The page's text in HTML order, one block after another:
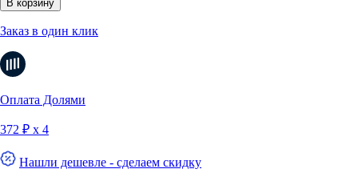
В корзину
Заказ в один клик
Оплата Долями
372 ₽ х 4
Нашли дешевле - сделаем скидку